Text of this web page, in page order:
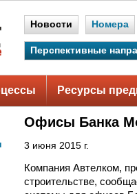
Новости Номера
Перспективные
Ресурсы
Офисы Банка
3 июня 2015 г.
Компания Автелком,
строительстве,